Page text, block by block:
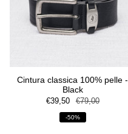
Cintura classica 100% pelle -
Black
€39,50 €79,00
-50%